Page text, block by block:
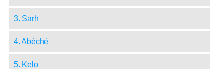
3. Sarh
4. Abéché
5. Kelo